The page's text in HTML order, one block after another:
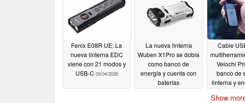
Fenix E08R UE: La
nueva linterna EDC
viene con 21 modos y
USB-C 05/04/2026
La nueva linterna
Wuben X1Pro se dobla
como banco de
energía y cuenta con
baterías
Cable
Velochi
banco de
linterna y
Show